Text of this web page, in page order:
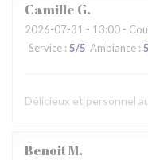
Camille G
2026-07-31 - 13:00 -
Service : 5/5 Ambiance : 5
Délicieux et personnel
BenoitM